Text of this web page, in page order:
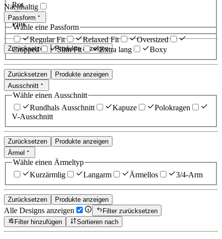
Rot
Pink
Zurücksetzen Produkte anzeigen
Nachhaltig
Passform
Wähle eine Passform
Regular Fit
Relaxed Fit
Oversized
Cropped
Slim Fit Extra lang Boxy
Zurücksetzen
Produkte anzeigen
Ausschnitt
Wähle einen Ausschnitt
Rundhals Ausschnitt
Kapuze
Polokragen
V-Ausschnitt
Zurücksetzen
Produkte anzeigen
Ärmel
Wähle einen Ärmeltyp
Kurzärmlig
Langarm Ärmellos 3/4-Arm
Zurücksetzen Produkte anzeigen
Alle Designs anzeigen
Filter zurücksetzen
Filter hinzufügen
Sortieren nach